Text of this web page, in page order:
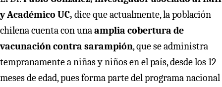
y Académico UC, dice que actualmente, la población
chilena cuenta con una amplia cobertura de
vacunación contra sarampión, que se administra
tempranamente a niñas y niños en el país, desde los 12
meses de edad, pues forma parte del programa nacional